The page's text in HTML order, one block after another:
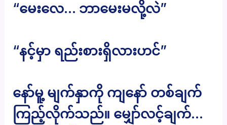
“မေးလေ… ဘာမေးမလို့လဲ”
“နင့်မှာ ရည်းစားရှိလားဟင်”
နော်မူ့ မျက်နှာကို ကျနော် တစ်ချက်
ကြည့်လိုက်သည်။ မျှော်လင့်ချက်…